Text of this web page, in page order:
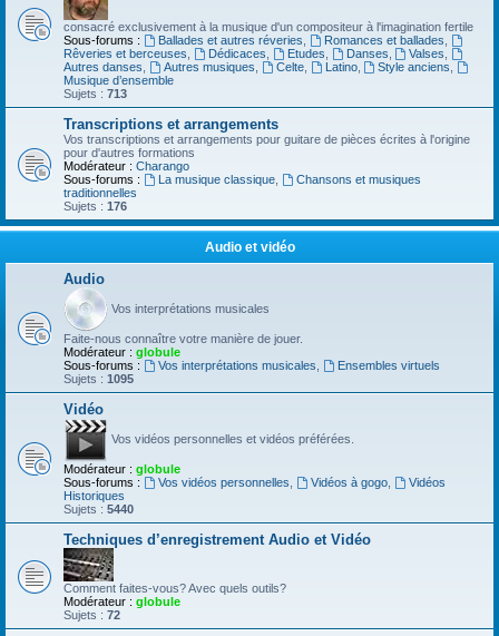
consacré exclusivement à la musique d'un compositeur à l'imagination fertile
Sous-forums :
Ballades et autres réveries Romances et ballades
Rêveries et berceuses
Dédicaces Etudes Danses Valses
Autres danses
Autres musiques Celte, Latino, Style anciens
Musique d’ensemble
Sujets : 713
Transcriptions et arrangements
Vos transcriptions et arrangements pour guitare de pièces écrites à l'origine
pour d'autres formations
Modérateur : Charango
Sous-forums :
La musique classique,
Chansons et musiques
traditionnelles
Sujets : 176
Audio et vidéo
Audio
Vos interprétations musicales
Faite-nous connaître votre manière de jouer.
Modérateur : globule
Sous-forums :
Vos interprétations musicales
Ensembles virtuels
Sujets : 1095
Vidéo
Vos vidéos personnelles et vidéos préférées.
Modérateur : globule
Sous-forums :
Vos vidéos personnelles Vidéos à gogo,
Vidéos
Historiques
Sujets : 5440
Techniques d’enregistrement Audio et Vidéo
Comment faites-vous? Avec quels outils?
Modérateur : globule
Sujets : 72